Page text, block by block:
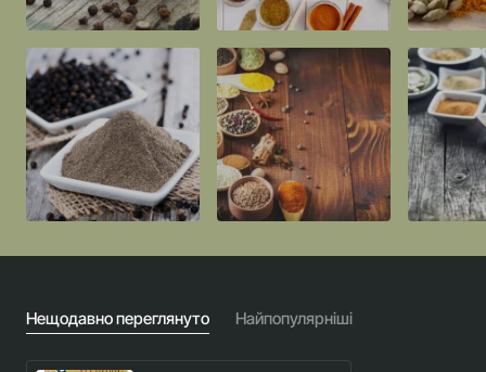
Нещодавно переглянуто Найпопулярніші